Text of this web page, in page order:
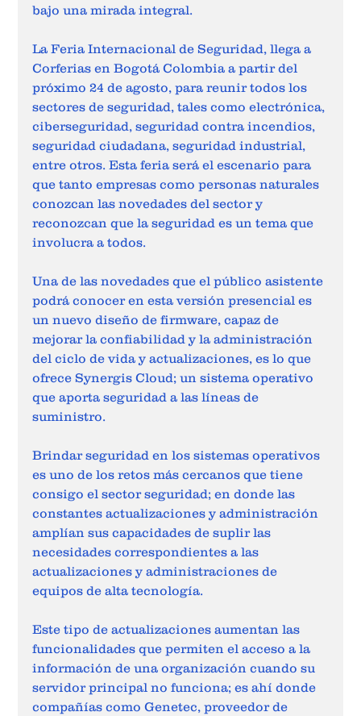
bajo una mirada integral.
La Feria Internacional de Seguridad, llega a
Corferias en Bogotá Colombia a partir del
próximo 24 de agosto, para reunir todos los
sectores de seguridad, tales como electrónica,
ciberseguridad, seguridad contra incendios,
seguridad ciudadana, seguridad industrial,
entre otros. Esta feria será el escenario para
que tanto empresas como personas naturales
conozcan las novedades del sector y
reconozcan que la seguridad es un tema que
involucra a todos.
Una de las novedades que el público asistente
podrá conocer en esta versión presencial es
un nuevo diseño de firmware, capaz de
mejorar la confiabilidad y la administración
del ciclo de vida y actualizaciones, es lo que
ofrece Synergis Cloud; un sistema operativo
que aporta seguridad a las líneas de
suministro.
Brindar seguridad en los sistemas operativos
es uno de los retos más cercanos que tiene
consigo el sector seguridad; en donde las
constantes actualizaciones y administración
amplían sus capacidades de suplir las
necesidades correspondientes a las
actualizaciones y administraciones de
equipos de alta tecnología.
Este tipo de actualizaciones aumentan las
funcionalidades que permiten el acceso a la
información de una organización cuando su
servidor principal no funciona; es ahí donde
compañías como Genetec, proveedor de